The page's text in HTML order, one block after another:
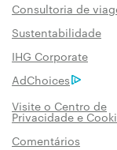
Consultoria de
Sustentabilidade
IHG Corporate
AdChoices
Visite o Centro de
Privacidade e
Comentários